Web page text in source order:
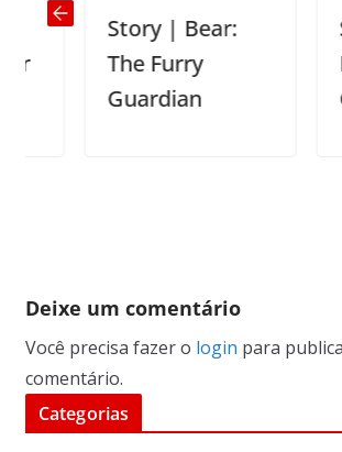
Story | Bear:
The Furry
Guardian
Deixe um comentário
Você precisa fazer o login para
comentário.
Categorias